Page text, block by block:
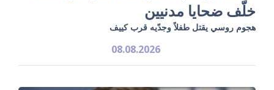
خلّف ضحايا مدنيين
هجوم روسي يقتل طفلاً وجدّيه قرب كييف
08.08.2026